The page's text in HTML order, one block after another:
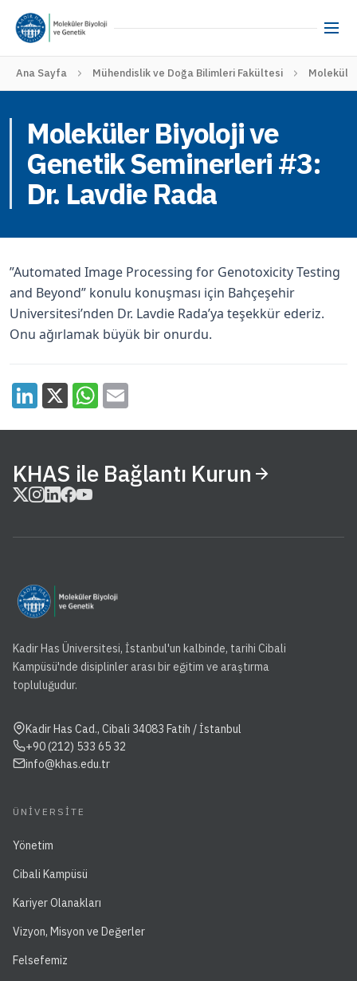
Ana Sayfa Mühendislik ve Doğa Bilimleri Fakültesi
Moleküler Biyoloji ve
Genetik Seminerleri #3:
Dr. Lavdie Rada
”Automated Image Processing for Genotoxicity Testing
and Beyond” konulu konuşması için Bahçeşehir
Universitesi’nden Dr. Lavdie Rada’ya teşekkür ederiz.
Onu ağırlamak büyük bir onurdu.
KHAS ile Bağlantı Kurun
Kadir Has Üniversitesi, İstanbul'un kalbinde, tarihi Cibali
Kampüsü'nde disiplinler arası bir eğitim ve araştırma
topluluğudur.
Kadir Has Cad., Cibali 34083 Fatih / İstanbul
+90 (212) 533 65 32
info@khas.edu.tr
ÜNIVERSITE
Yönetim
Cibali Kampüsü
Kariyer Olanakları
Vizyon, Misyon ve Değerler
Felsefemiz